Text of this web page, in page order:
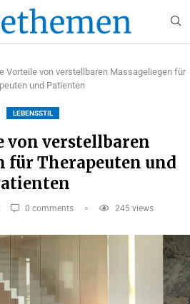
Vorteile von verstellbaren Massageliegen für
und Patienten
LEBENSSTIL
von verstellbaren
für Therapeuten und
0 comments 245 views